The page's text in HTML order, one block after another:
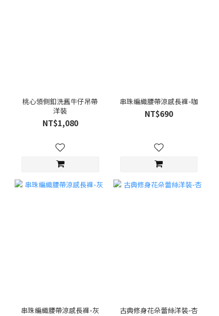
桃心領側釦洗舊牛仔吊帶
洋裝
NT$1,080
串珠編織腰帶涼感長褲-咖
NT$690
串珠編織腰帶涼感長褲-灰 古典修身花朵蕾絲洋裝-杏